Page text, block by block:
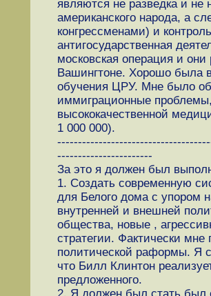
являются не разведка и не
американского народа, а
конгрессменами) и
антигосударственная
московская операция и
Вашингтоне. Xорошо была
обучения ЦРУ. Мне было
иммиграционные
высококачественной
1 000 000).
-----------------------
За это я должен был
1. Создать современную
для Белого дoма с упором
внутренней и внешней
общества, новые ,
стратегии. Фактически
политической раформы. Я
что Билл Клинтон
предложенного.
2. Я должен был стать был